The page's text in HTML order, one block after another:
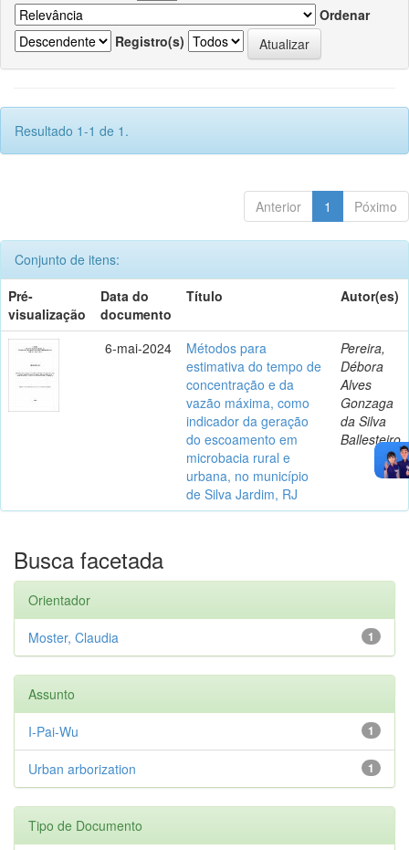
Ordenar
Registro(s)
Resultado 1-1 de 1.
Anterior 1 Póximo
Conjunto de itens:
Pré-
visualização
Data do
documento
Título Autor(es)
6-mai-2024
Métodos para
estimativa do tempo de
concentração e da
vazão máxima, como
indicador da geração
do escoamento em
microbacia rural e
urbana, no município
de Silva Jardim, RJ
Pereira,
Débora
Alves
Gonzaga
da Silva
Ballesteiro
Busca facetada
Orientador
1
Moster, Claudia
Assunto
1
I-Pai-Wu
1
Urban arborization
Tipo de Documento